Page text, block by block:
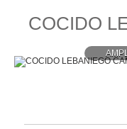
Quesos
Queso azul
Tablas de quesos
COCIDO